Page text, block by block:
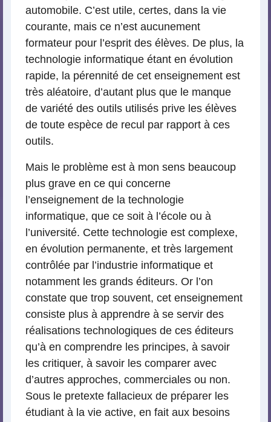
automobile. C’est utile, certes, dans la vie
courante, mais ce n’est aucunement
formateur pour l’esprit des élèves. De plus, la
technologie informatique étant en évolution
rapide, la pérennité de cet enseignement est
très aléatoire, d’autant plus que le manque
de variété des outils utilisés prive les élèves
de toute espèce de recul par rapport à ces
outils.
Mais le problème est à mon sens beaucoup
plus grave en ce qui concerne
l’enseignement de la technologie
informatique, que ce soit à l’école ou à
l’université. Cette technologie est complexe,
en évolution permanente, et très largement
contrôlée par l’industrie informatique et
notamment les grands éditeurs. Or l’on
constate que trop souvent, cet enseignement
consiste plus à apprendre à se servir des
réalisations technologiques de ces éditeurs
qu’à en comprendre les principes, à savoir
les critiquer, à savoir les comparer avec
d’autres approches, commerciales ou non.
Sous le pretexte fallacieux de préparer les
étudiant à la vie active, en fait aux besoins